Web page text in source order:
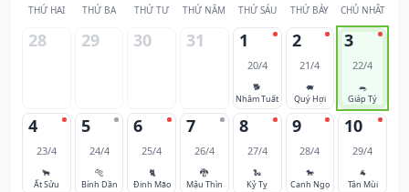
THỨ HAI THỨ BA THỨ TƯ THỨ NĂM THỨ SÁU THỨ BẢY CHỦ NHẬT
28 29 30 31 1
20/4
🐕
Nhâm Tuất
2
21/4
🐖
Quý Hợi
3
22/4
🐀
Giáp Tý
4
23/4
🐂
Ất Sửu
5
24/4
🐅
Bính Dần
6
25/4
🐈
Đinh Mão
7
26/4
🐉
Mậu Thìn
8
27/4
🐍
Kỷ Tỵ
9
28/4
🐎
Canh Ngọ
10
29/4
🐐
Tân Mùi